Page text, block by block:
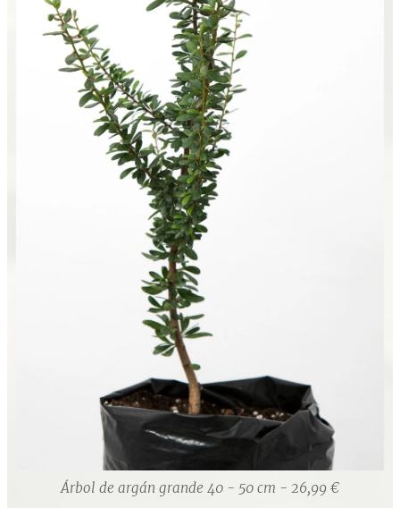
Árbol de argán grande 40 - 50 cm - 26,99 €